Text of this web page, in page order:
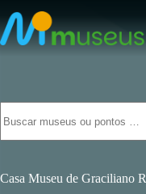
para
o
conteúdo
resultados
Casa Museu de Graciliano